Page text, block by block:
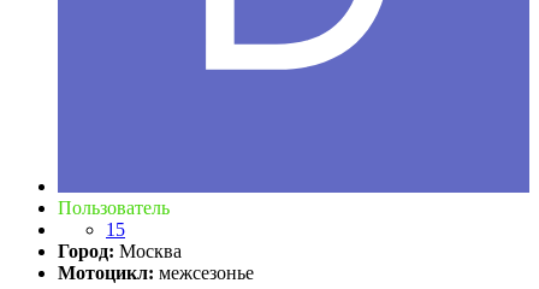
Пользователь
15
Город: Москва
Мотоцикл: межсезонье